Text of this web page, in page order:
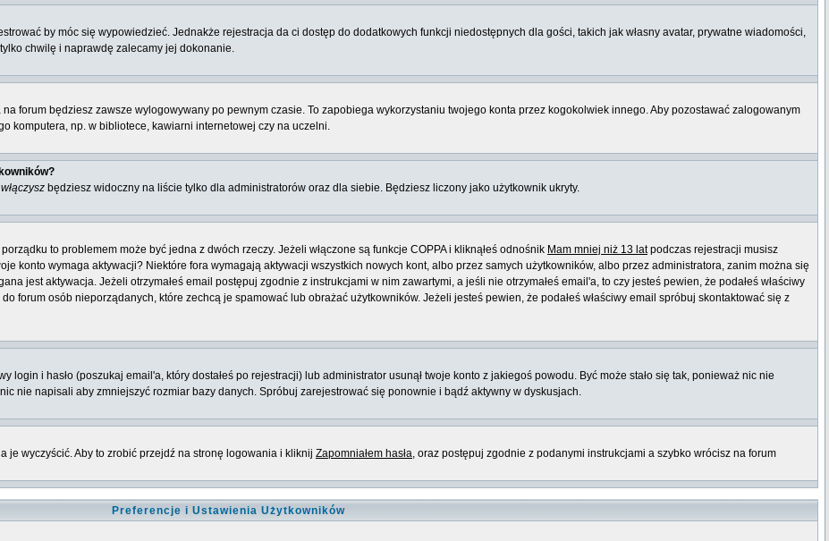
by móc się wypowiedzieć. Jednakże rejestracja da ci dostęp do dodatkowych funkcji niedostępnych dla gości, takich jak własny avatar, prywatne wiadomości,
chwilę i naprawdę zalecamy jej dokonanie.
forum będziesz zawsze wylogowywany po pewnym czasie. To zapobiega wykorzystaniu twojego konta przez kogokolwiek innego. Aby pozostawać zalogowanym
komputera, np. w bibliotece, kawiarni internetowej czy na uczelni.
włączysz będziesz widoczny na liście tylko dla administratorów oraz dla siebie. Będziesz liczony jako użytkownik ukryty.
to problemem może być jedna z dwóch rzeczy. Jeżeli włączone są funkcje COPPA i kliknąłeś odnośnik Mam mniej niż 13 latpodczas rejestracji musisz
konto wymaga aktywacji? Niektóre fora wymagają aktywacji wszystkich nowych kont, albo przez samych użytkowników, albo przez administratora, zanim można się
jest aktywacja. Jeżeli otrzymałeś email postępuj zgodnie z instrukcjami w nim zawartymi, a jeśli nie otrzymałeś email'a, to czy jesteś pewien, że podałeś właściwy
forum osób nieporządanych, które zechcą je spamować lub obrażać użytkowników. Jeżeli jesteś pewien, że podałeś właściwy email spróbuj skontaktować się z
login i hasło (poszukaj email'a, który dostałeś po rejestracji) lub administrator usunął twoje konto z jakiegoś powodu. Być może stało się tak, ponieważ nic nie
nie napisali aby zmniejszyć rozmiar bazy danych. Spróbuj zarejestrować się ponownie i bądź aktywny w dyskusjach.
je wyczyścić. Aby to zrobić przejdź na stronę logowania i kliknij Zapomniałem hasła, oraz postępuj zgodnie z podanymi instrukcjami a szybko wrócisz na forum
Preferencje i Ustawienia Użytkowników